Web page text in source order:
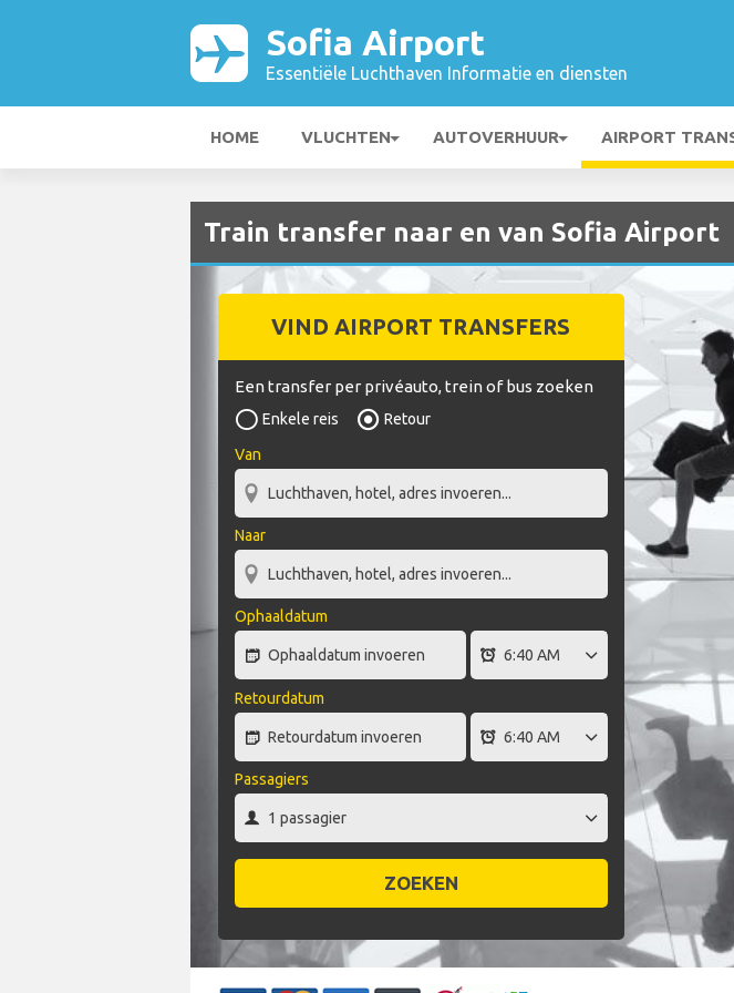
Sofia Airport
Essentiële Luchthaven Informatie en diensten
HOME VLUCHTEN AUTOVERHUUR AIRPORT
Train transfer naar en van Sofia Airport
VIND AIRPORT TRANSFERS
Een transfer per privéauto, trein of bus zoeken
Enkele reis
Retour
Van
Naar
Ophaaldatum
Retourdatum
Passagiers
ZOEKEN